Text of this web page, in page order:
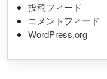
投稿フィード
コメントフィード
WordPress.org